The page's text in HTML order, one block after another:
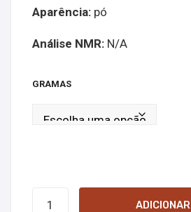
Aparência: pó
Análise NMR: N/A
GRAMAS
Quantidade
ADICIONAR